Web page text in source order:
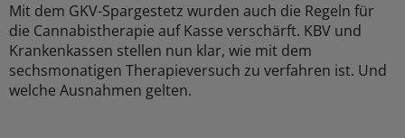
Mit dem GKV-Spargestetz wurden auch die Regeln für
die Cannabistherapie auf Kasse verschärft. KBV und
Krankenkassen stellen nun klar, wie mit dem
sechsmonatigen Therapieversuch zu verfahren ist. Und
welche Ausnahmen gelten.